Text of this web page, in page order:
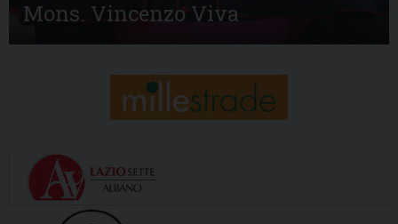
Mons. Vincenzo Viva